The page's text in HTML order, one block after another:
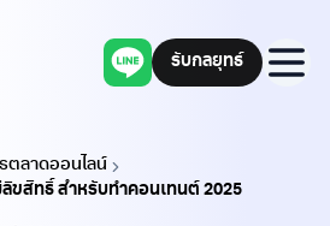
แชทผ่านไลน์
รับกลยุทธ์
ตลาดออนไลน์
ลิขสิทธิ์ สำหรับทำคอนเทนต์ 2025